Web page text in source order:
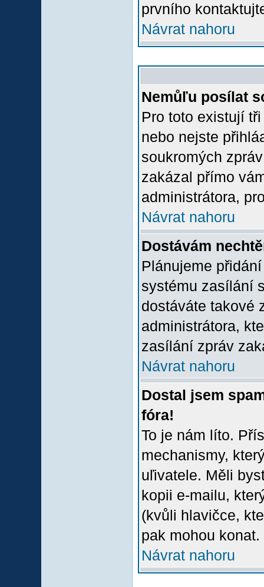
prvního
Návrat nahoru
Nemůľu posílat
Pro toto existují
nebo nejste
soukromých
zakázal přímo
administrátora,
Návrat nahoru
Dostávám
Plánujeme
systému zasílání
dostáváte takové
administrátora,
zasílání zpráv
Návrat nahoru
Dostal jsem
fóra!
To je nám líto.
mechanismy,
uľivatele. Měli
kopii e-mailu,
(kvůli hlavičce,
pak mohou konat.
Návrat nahoru